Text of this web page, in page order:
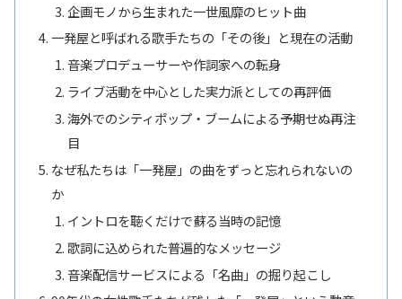
企画モノから生まれた一世風靡のヒット曲
一発屋と呼ばれる歌手たちの「その後」と現在の活動
音楽プロデューサーや作詞家への転身
ライブ活動を中心とした実力派としての再評価
海外でのシティポップ・ブームによる予期せぬ再注
目
なぜ私たちは「一発屋」の曲をずっと忘れられないの
か
イントロを聴くだけで蘇る当時の記憶
歌詞に込められた普遍的なメッセージ
音楽配信サービスによる「名曲」の掘り起こし